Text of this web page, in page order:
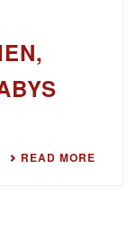
READ MORE